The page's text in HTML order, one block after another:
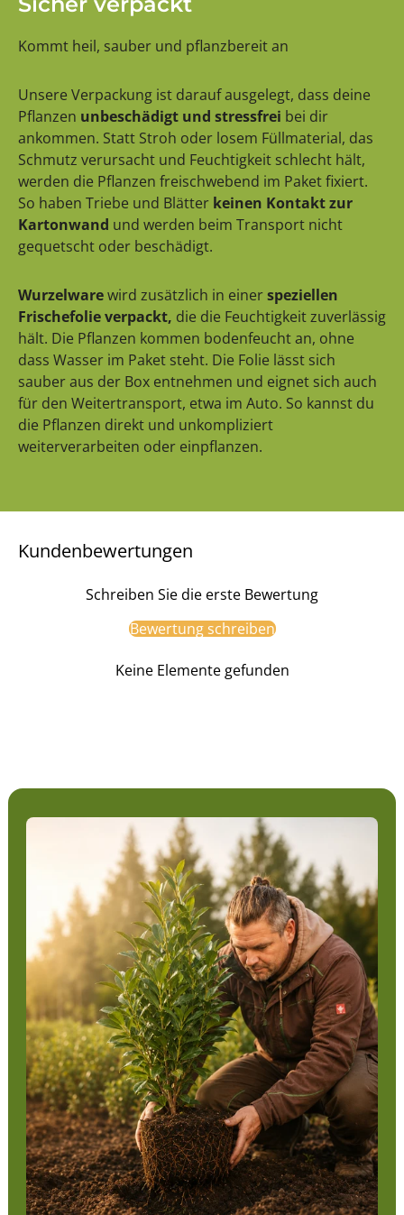
Kommt heil, sauber und pflanzbereit an
Unsere Verpackung ist darauf ausgelegt, dass deine
Pflanzen unbeschädigt und stressfrei bei dir
ankommen. Statt Stroh oder losem Füllmaterial, das
Schmutz verursacht und Feuchtigkeit schlecht hält,
werden die Pflanzen freischwebend im Paket fixiert.
So haben Triebe und Blätter keinen Kontakt zur
Kartonwand und werden beim Transport nicht
gequetscht oder beschädigt.
Wurzelwarewird zusätzlich in einerspeziellen
Frischefolie verpackt, die die Feuchtigkeit zuverlässig
hält. Die Pflanzen kommen bodenfeucht an, ohne
dass Wasser im Paket steht. Die Folie lässt sich
sauber aus der Box entnehmen und eignet sich auch
für den Weitertransport, etwa im Auto. So kannst du
die Pflanzen direkt und unkompliziert
weiterverarbeiten oder einpflanzen.
Kundenbewertungen
Schreiben Sie die erste Bewertung
Bewertung schreiben
Keine Elemente gefunden